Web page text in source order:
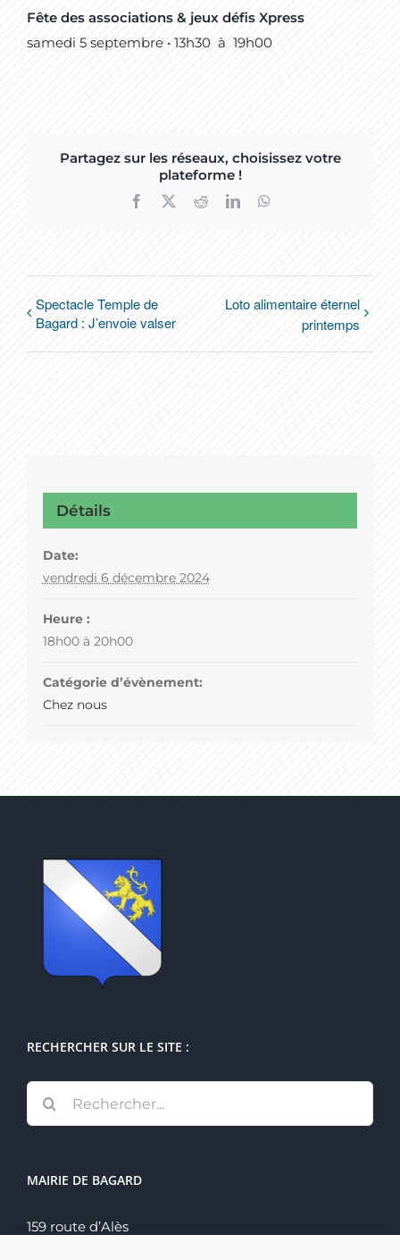
Fête des associations & jeux défis Xpress
samedi 5 septembre • 13h30 à 19h00
Partagez sur les réseaux, choisissez votre
plateforme !
Facebook RedditLinkedIn
Spectacle Temple de
Bagard : J’envoie valser
Loto alimentaire éternel
printemps
Détails
Date:
vendredi 6 décembre 2024
Heure :
18h00 à 20h00
Catégorie d’évènement:
Chez nous
RECHERCHER SUR LE SITE :
MAIRIE DE BAGARD
159 route d’Alès